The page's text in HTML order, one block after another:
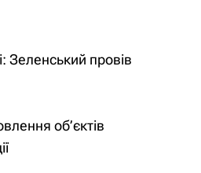
Зеленський провів
об’єктів